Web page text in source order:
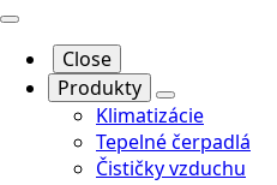
Close
Produkty
Klimatizácie
Tepelné čerpadlá
Čističky vzduchu